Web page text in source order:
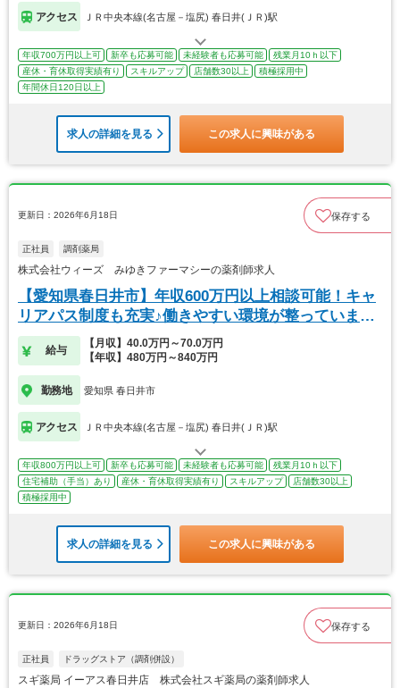
アクセス ＪＲ中央本線(名古屋－塩尻) 春日井(ＪＲ)駅
年収700万円以上可 新卒も応募可能 未経験者も応募可能
残業月10ｈ以下
産休・育休取得実績有り
スキルアップ 店舗数30以上
積極採用中
年間休日120日以上
求人の詳細を見る この求人に興味がある
更新日：2026年6月18日 保存する
正社員 調剤薬局
株式会社ウィーズ みゆきファーマシーの薬剤師求人
【愛知県春日井市】年収600万円以上相談可能！キャ
リアパス制度も充実♪働きやすい環境が整っています
◎
給与
【月収】40.0万円～70.0万円
【年収】480万円～840万円
勤務地 愛知県 春日井市
アクセス ＪＲ中央本線(名古屋－塩尻) 春日井(ＪＲ)駅
年収800万円以上可 新卒も応募可能 未経験者も応募可能
残業月10ｈ以下
住宅補助（手当）あり
産休・育休取得実績有り スキルアップ
店舗数30以上
積極採用中
求人の詳細を見る この求人に興味がある
更新日：2026年6月18日 保存する
正社員 ドラッグストア（調剤併設）
スギ薬局 イーアス春日井店 株式会社スギ薬局の薬剤師求人